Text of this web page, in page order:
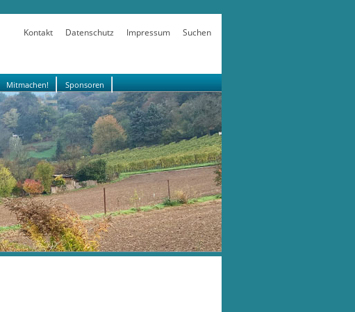
Kontakt Datenschutz Impressum Suchen
Mitmachen! Sponsoren